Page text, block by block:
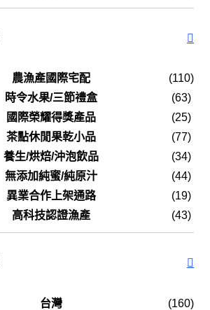
農漁產國際宅配
(110)
時令水果/三節禮盒
(63)
國際榮耀得獎產品
(25)
茶點休閒果乾小品
(77)
養生/烘焙/沖泡飲品
(34)
無添加純蜜/純原汁
(44)
異業合作上架通路
(19)
高科技認證漁產
(43)
台灣
(160)